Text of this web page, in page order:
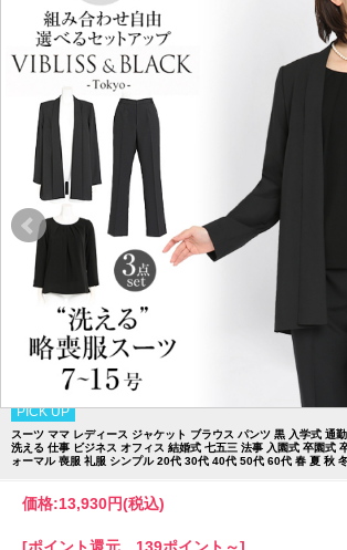
PICK UP
スーツ ママ レディース ジャケット ブラウス パンツ 黒 入学式 通
洗える 仕事 ビジネス オフィス 結婚式 七五三 法事 入園式 卒園式
ォーマル 喪服 礼服 シンプル 20代 30代 40代 50代 60代 春 夏 秋
価格:13,930円(税込)
[ポイント還元 139ポイント～]